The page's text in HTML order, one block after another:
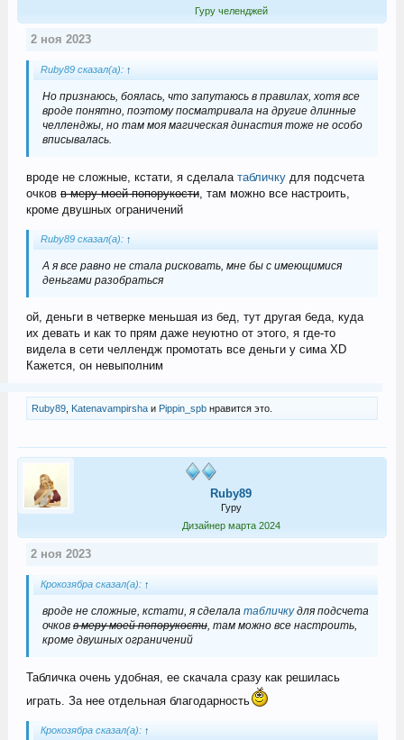
Гуру челенджей
2 ноя 2023
Ruby89 сказал(а): ↑
Но признаюсь, боялась, что запутаюсь в правилах, хотя все
вроде понятно, поэтому посматривала на другие длинные
челленджы, но там моя магическая династия тоже не особо
вписывалась.
вроде не сложные, кстати, я сделала табличкудля подсчета
очков в меру моей попорукости, там можно все настроить,
кроме двушных ограничений
Ruby89 сказал(а): ↑
А я все равно не стала рисковать, мне бы с имеющимися
деньгами разобраться
ой, деньги в четверке меньшая из бед, тут другая беда, куда
их девать и как то прям даже неуютно от этого, я где-то
видела в сети челлендж промотать все деньги у сима XD
Кажется, он невыполним
Ruby89, Katenavampirshaи Pippin_spbнравится это.
Ruby89
Гуру
Дизайнер марта 2024
2 ноя 2023
Крокозябра сказал(а): ↑
вроде не сложные, кстати, я сделала табличкудля подсчета
очков в меру моей попорукости, там можно все настроить,
кроме двушных ограничений
Табличка очень удобная, ее скачала сразу как решилась
играть. За нее отдельная благодарность
Крокозябра сказал(а): ↑